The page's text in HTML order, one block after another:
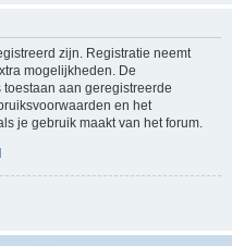
zijn. Registratie neemt
mogelijkheden. De
aan geregistreerde
en het
je gebruik maakt van het forum.